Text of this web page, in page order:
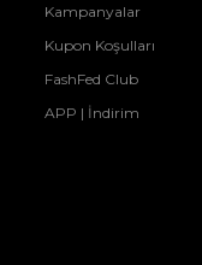
Kampanyalar
Kupon Koşulları
FashFed Club
APP | İndirim